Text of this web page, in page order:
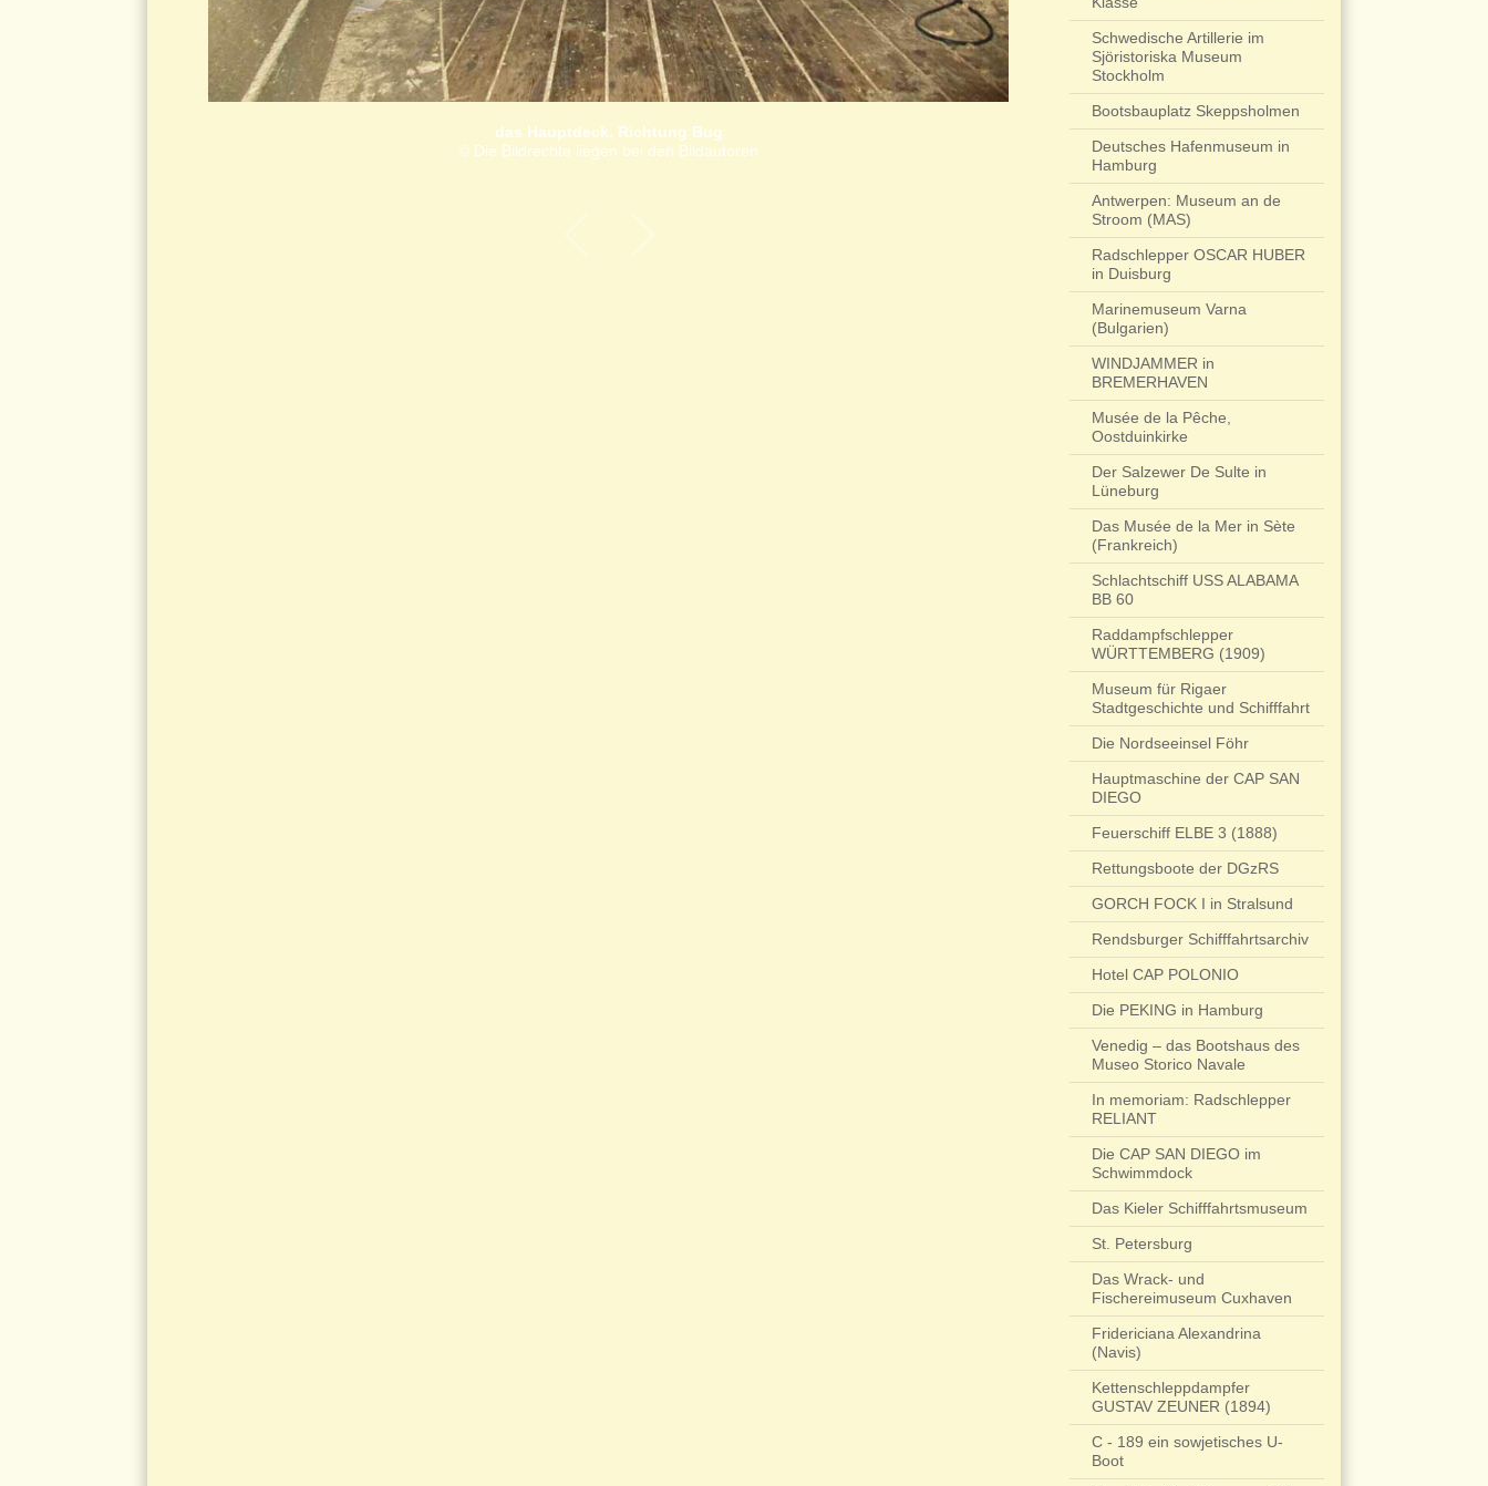
das Hauptdeck, Richtung Bug
© Die Bildrechte liegen bei den Bildautoren
Schwedische Artillerie im
Sjöristoriska Museum
Stockholm
Bootsbauplatz Skeppsholmen
Deutsches Hafenmuseum in
Hamburg
Antwerpen: Museum an de
Stroom (MAS)
Radschlepper OSCAR HUBER
in Duisburg
Marinemuseum Varna
(Bulgarien)
WINDJAMMER in
BREMERHAVEN
Musée de la Pêche,
Oostduinkirke
Der Salzewer De Sulte in
Lüneburg
Das Musée de la Mer in Sète
(Frankreich)
Schlachtschiff USS ALABAMA
BB 60
Raddampfschlepper
WÜRTTEMBERG (1909)
Museum für Rigaer
Stadtgeschichte und Schifffahrt
Die Nordseeinsel Föhr
Hauptmaschine der CAP SAN
DIEGO
Feuerschiff ELBE 3 (1888)
Rettungsboote der DGzRS
GORCH FOCK I in Stralsund
Rendsburger Schifffahrtsarchiv
Hotel CAP POLONIO
Die PEKING in Hamburg
Venedig – das Bootshaus des
Museo Storico Navale
In memoriam: Radschlepper
RELIANT
Die CAP SAN DIEGO im
Schwimmdock
Das Kieler Schifffahrtsmuseum
St. Petersburg
Das Wrack- und
Fischereimuseum Cuxhaven
Fridericiana Alexandrina
(Navis)
Kettenschleppdampfer
GUSTAV ZEUNER (1894)
C - 189 ein sowjetisches U-
Boot